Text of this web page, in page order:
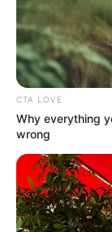
ΔΗΜΟΦΙΛΗ
CTA LOVE
Why everything
wrong